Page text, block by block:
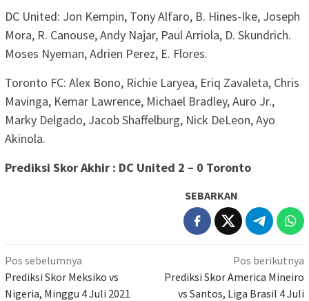
DC United: Jon Kempin, Tony Alfaro, B. Hines-Ike, Joseph
Mora, R. Canouse, Andy Najar, Paul Arriola, D. Skundrich.
Moses Nyeman, Adrien Perez, E. Flores.
Toronto FC: Alex Bono, Richie Laryea, Eriq Zavaleta, Chris
Mavinga, Kemar Lawrence, Michael Bradley, Auro Jr.,
Marky Delgado, Jacob Shaffelburg, Nick DeLeon, Ayo
Akinola.
Prediksi Skor Akhir : DC United 2 – 0 Toronto
SEBARKAN
Navigasi
pos
Pos sebelumnya
Prediksi Skor Meksiko vs
Nigeria, Minggu 4 Juli 2021
Pos berikutnya
Prediksi Skor America Mineiro
vs Santos, Liga Brasil 4 Juli